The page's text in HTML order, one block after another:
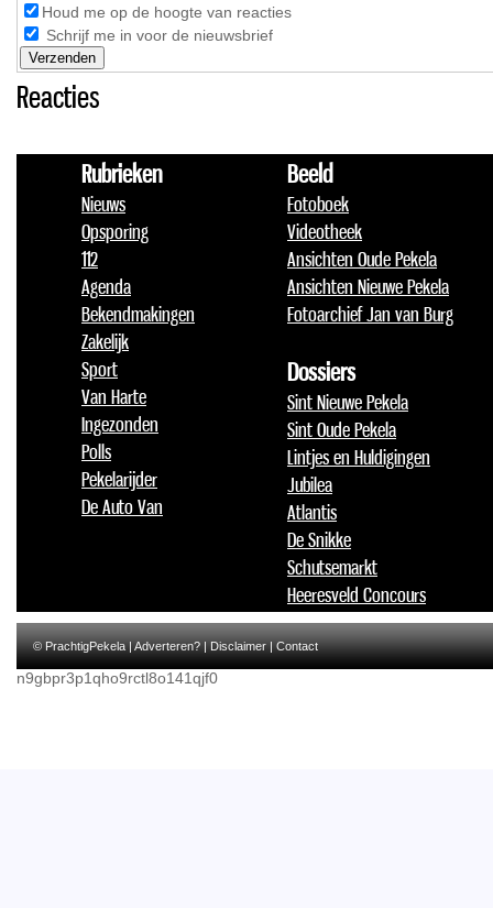
Houd me op de hoogte van reacties
Schrijf me in voor de nieuwsbrief
Reacties
Rubrieken
Nieuws
Opsporing
112
Agenda
Bekendmakingen
Zakelijk
Sport
Van Harte
Ingezonden
Polls
Pekelarijder
De Auto Van
Beeld
Fotoboek
Videotheek
Ansichten Oude Pekela
Ansichten Nieuwe Pekela
Fotoarchief Jan van Burg
Dossiers
Sint Nieuwe Pekela
Sint Oude Pekela
Lintjes en Huldigingen
Jubilea
Atlantis
De Snikke
Schutsemarkt
Heeresveld Concours
© PrachtigPekela |Adverteren?|Disclaimer|Contact
n9gbpr3p1qho9rctl8o141qjf0